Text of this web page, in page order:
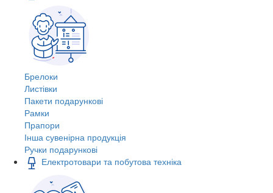
Брелоки
Листівки
Пакети подарункові
Рамки
Прапори
Інша сувенірна продукція
Ручки подарункові
Електротовари та побутова техніка